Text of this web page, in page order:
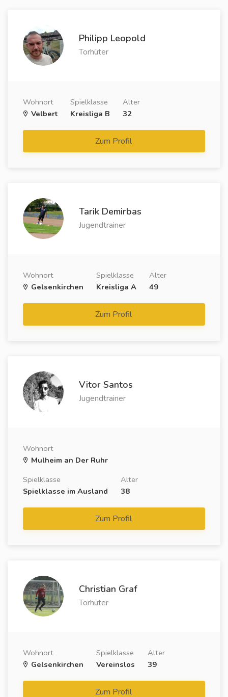
Philipp Leopold
Torhüter
Wohnort
Velbert
Spielklasse
Kreisliga B
Alter
32
Zum Profil
Tarik Demirbas
Jugendtrainer
Wohnort
Gelsenkirchen
Spielklasse
Kreisliga A
Alter
49
Zum Profil
Vi­tor Santos
Jugendtrainer
Wohnort
Mulheim an Der Ruhr
Spielklasse
Spielklasse im Ausland
Alter
38
Zum Profil
Christian Graf
Torhüter
Wohnort
Gelsenkirchen
Spielklasse
Vereinslos
Alter
39
Zum Profil